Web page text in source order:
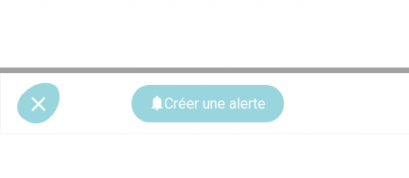
Créer une alerte